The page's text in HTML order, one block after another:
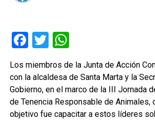
Facebook
TwitterWhatsApp
Los miembros de la Junta de Acción
con la alcaldesa de Santa Marta y la
Gobierno, en el marco de la III Jornada
de Tenencia Responsable de Animales,
objetivo fue capacitar a estos líderes